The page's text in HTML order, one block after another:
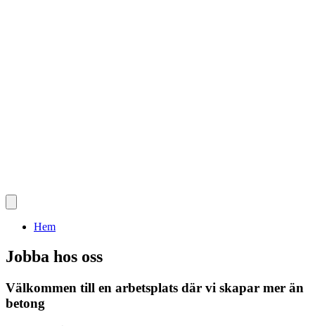
Hem
Jobba hos oss
Välkommen till en arbetsplats där vi skapar mer än
betong